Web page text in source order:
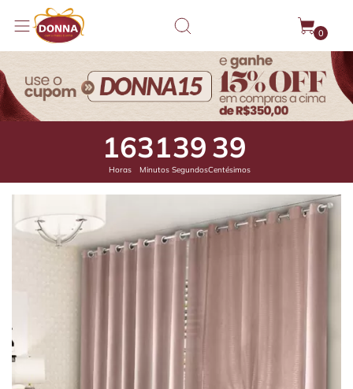
0
16
Horas
31
Minutos
38
Segundos
95
Centésimos